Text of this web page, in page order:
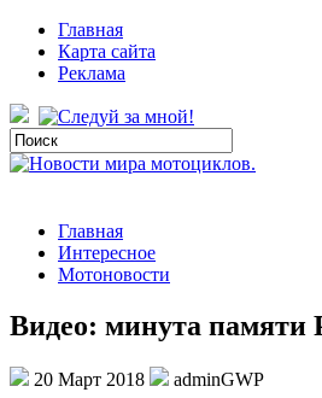
Главная
Карта сайта
Реклама
Главная
Интересное
Мотоновости
Видео: минута памяти
20 Март 2018
adminGWP